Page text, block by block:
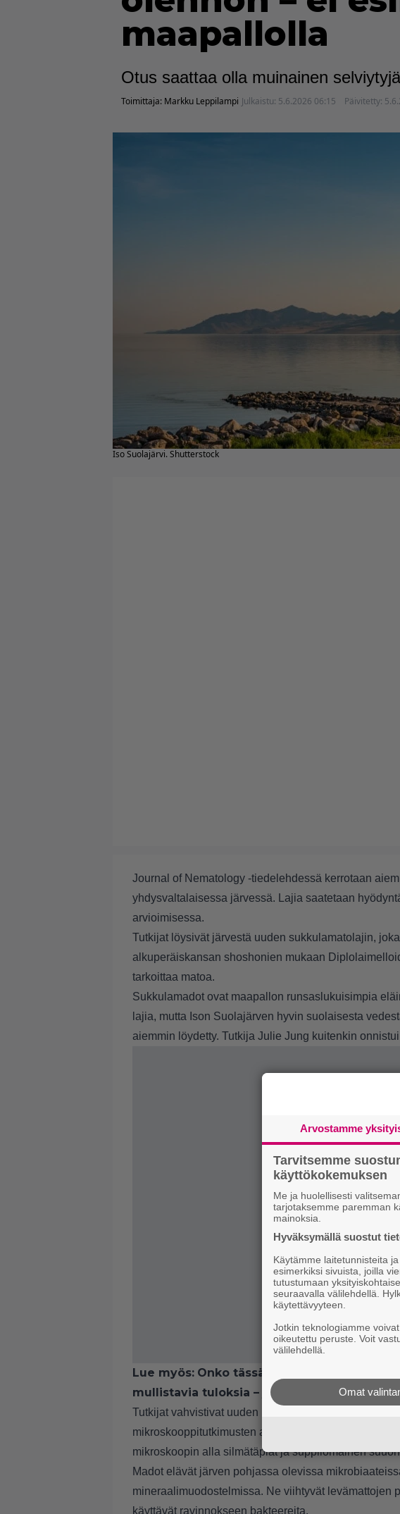
maapallolla
Otus saattaa olla muinainen
Toimittaja: Markku Leppilampi Julkaistu: 5.6.2026 06:15 Päivitetty:
Iso Suolajärvi. Shutterstock
Journal of Nematology -tiedelehdessä kerrotaan
yhdysvaltalaisessa järvessä. Lajia saatetaan
arvioimisessa.
Tutkijat löysivät järvestä uuden sukkulamatolajin,
alkuperäiskansan shoshonien mukaan
tarkoittaa matoa.
Sukkulamadot ovat maapallon runsaslukuisimpia
lajia, mutta Ison Suolajärven hyvin suolaisesta
aiemmin löydetty. Tutkija Julie Jung kuitenkin
Lue myös: Onko tässä Viagran veroinen
mullistavia tuloksia – ja se on tulossa
Tutkijat vahvistivat uuden lajin DNA-sekvensoinnin
mikroskooppitutkimusten avulla. Alle 1,5 millimetrin
mikroskoopin alla silmätäplät ja suppilomainen
Madot elävät järven pohjassa olevissa
mineraalimuodostelmissa. Ne viihtyvät levämattojen
käyttävät ravinnokseen bakteereita.
Arvostamme
Tarvitsemme
käyttökokemuksen
Me ja huolellisesti
tarjotaksemme paremman
mainoksia.
Hyväksymällä suostut
Käytämme laitetunnisteita
esimerkiksi sivuista, joilla
tutustumaan
seuraavalla välilehdellä.
käytettävyyteen.
Jotkin teknologiamme
oikeutettu peruste. Voit
välilehdellä.
Omat